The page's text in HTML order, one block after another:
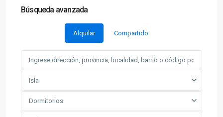
Búsqueda avanzada
Alquilar Compartido
Isla
Dormitorios